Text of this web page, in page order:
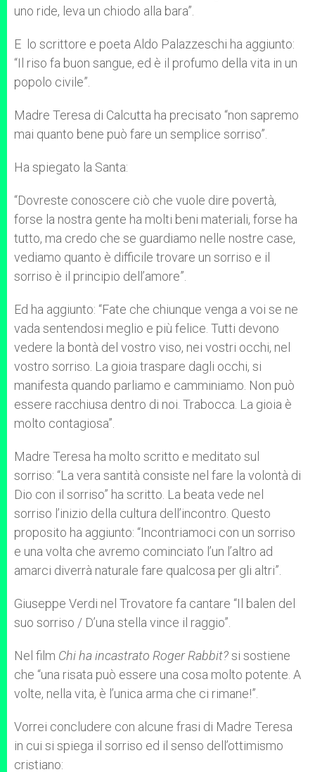
uno ride, leva un chiodo alla bara”.
E lo scrittore e poeta Aldo Palazzeschi ha aggiunto:
“Il riso fa buon sangue, ed è il profumo della vita in un
popolo civile”.
Madre Teresa di Calcutta ha precisato “non sapremo
mai quanto bene può fare un semplice sorriso”.
Ha spiegato la Santa:
“Dovreste conoscere ciò che vuole dire povertà,
forse la nostra gente ha molti beni materiali, forse ha
tutto, ma credo che se guardiamo nelle nostre case,
vediamo quanto è difficile trovare un sorriso e il
sorriso è il principio dell’amore”.
Ed ha aggiunto: “Fate che chiunque venga a voi se ne
vada sentendosi meglio e più felice. Tutti devono
vedere la bontà del vostro viso, nei vostri occhi, nel
vostro sorriso. La gioia traspare dagli occhi, si
manifesta quando parliamo e camminiamo. Non può
essere racchiusa dentro di noi. Trabocca. La gioia è
molto contagiosa”.
Madre Teresa ha molto scritto e meditato sul
sorriso: “La vera santità consiste nel fare la volontà di
Dio con il sorriso” ha scritto. La beata vede nel
sorriso l’inizio della cultura dell’incontro. Questo
proposito ha aggiunto: “Incontriamoci con un sorriso
e una volta che avremo cominciato l’un l’altro ad
amarci diverrà naturale fare qualcosa per gli altri”.
Giuseppe Verdi nel Trovatore fa cantare “Il balen del
suo sorriso / D’una stella vince il raggio”.
Nel film Chi ha incastrato Roger Rabbit?si sostiene
che “una risata può essere una cosa molto potente. A
volte, nella vita, è l’unica arma che ci rimane!”.
Vorrei concludere con alcune frasi di Madre Teresa
in cui si spiega il sorriso ed il senso dell’ottimismo
cristiano: